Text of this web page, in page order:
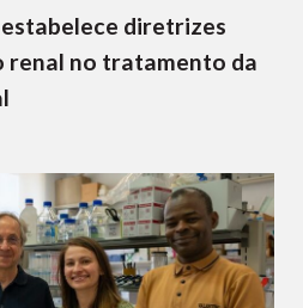
diretrizes
renal no tratamento da